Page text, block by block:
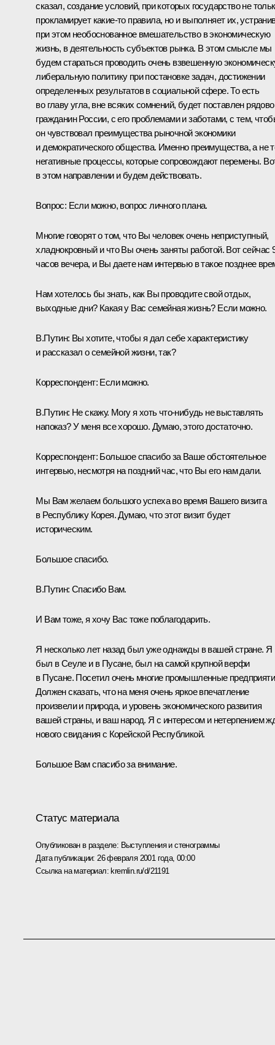
сказал, создание условий, при которых государство не
прокламирует какие‑то правила, но и выполняет их,
при этом необоснованное вмешательство в экономическую
жизнь, в деятельность субъектов рынка. В этом смысле мы
будем стараться проводить очень взвешенную
либеральную политику при постановке задач, достижении
определенных результатов в социальной сфере. То есть
во главу угла, вне всяких сомнений, будет поставлен
гражданин России, с его проблемами и заботами, с тем,
он чувствовал преимущества рыночной экономики
и демократического общества. Именно преимущества, а не
негативные процессы, которые сопровождают перемены.
в этом направлении и будем действовать.
Вопрос: Если можно, вопрос личного плана.
Многие говорят о том, что Вы человек очень неприступный,
хладнокровный и что Вы очень заняты работой. Вот сейчас
часов вечера, и Вы даете нам интервью в такое позднее
Нам хотелось бы знать, как Вы проводите свой отдых,
выходные дни? Какая у Вас семейная жизнь? Если можно.
В.Путин: Вы хотите, чтобы я дал себе характеристику
и рассказал о семейной жизни, так?
Корреспондент: Если можно.
В.Путин: Не скажу. Могу я хоть что‑нибудь не выставлять
напоказ? У меня все хорошо. Думаю, этого достаточно.
Корреспондент: Большое спасибо за Ваше обстоятельное
интервью, несмотря на поздний час, что Вы его нам дали.
Мы Вам желаем большого успеха во время Вашего визита
в Республику Корея. Думаю, что этот визит будет
историческим.
Большое спасибо.
В.Путин: Спасибо Вам.
И Вам тоже, я хочу Вас тоже поблагодарить.
Я несколько лет назад был уже однажды в вашей стране. Я
был в Сеуле и в Пусане, был на самой крупной верфи
в Пусане. Посетил очень многие промышленные
Должен сказать, что на меня очень яркое впечатление
произвели и природа, и уровень экономического развития
вашей страны, и ваш народ. Я с интересом и нетерпением
нового свидания с Корейской Республикой.
Большое Вам спасибо за внимание.
Статус материала
Опубликован в разделе: Выступления и стенограммы
Дата публикации: 26 февраля 2001 года, 00:00
Ссылка на материал:kremlin.ru/d/21191